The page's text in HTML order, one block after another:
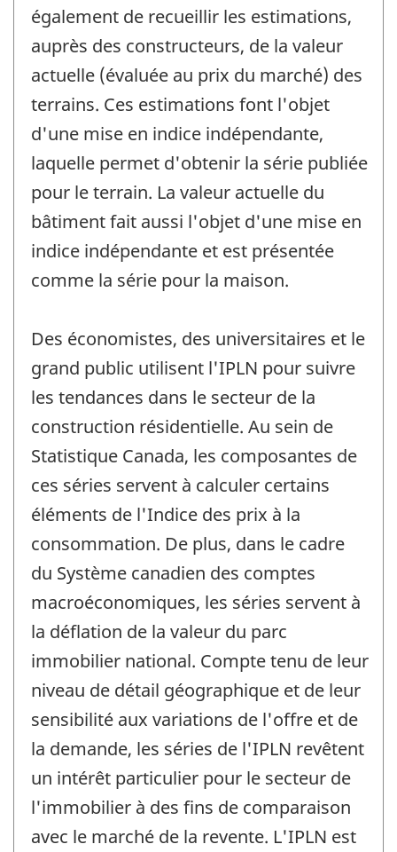
également de recueillir les estimations,
auprès des constructeurs, de la valeur
actuelle (évaluée au prix du marché) des
terrains. Ces estimations font l'objet
d'une mise en indice indépendante,
laquelle permet d'obtenir la série publiée
pour le terrain. La valeur actuelle du
bâtiment fait aussi l'objet d'une mise en
indice indépendante et est présentée
comme la série pour la maison.
Des économistes, des universitaires et le
grand public utilisent l'IPLN pour suivre
les tendances dans le secteur de la
construction résidentielle. Au sein de
Statistique Canada, les composantes de
ces séries servent à calculer certains
éléments de l'Indice des prix à la
consommation. De plus, dans le cadre
du Système canadien des comptes
macroéconomiques, les séries servent à
la déflation de la valeur du parc
immobilier national. Compte tenu de leur
niveau de détail géographique et de leur
sensibilité aux variations de l'offre et de
la demande, les séries de l'IPLN revêtent
un intérêt particulier pour le secteur de
l'immobilier à des fins de comparaison
avec le marché de la revente. L'IPLN est